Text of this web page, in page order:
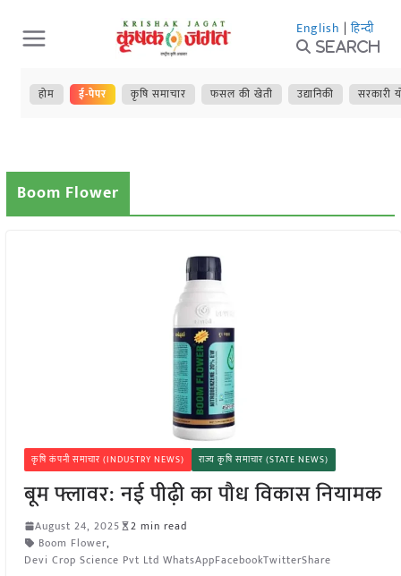
Skip
to
content
English | हिन्दी
Search
होम ई-पेपर कृषि समाचार फसल की खेती उद्यानिकी सरकारी
Boom Flower
कृषि कंपनी समाचार (INDUSTRY NEWS) राज्य कृषि समाचार (STATE NEWS)
बूम फ्लावर: नई पीढ़ी का पौध विकास नियामक
August 24, 2025
2 min read
Boom Flower,
Devi Crop Science Pvt Ltd WhatsAppFacebookTwitterShare